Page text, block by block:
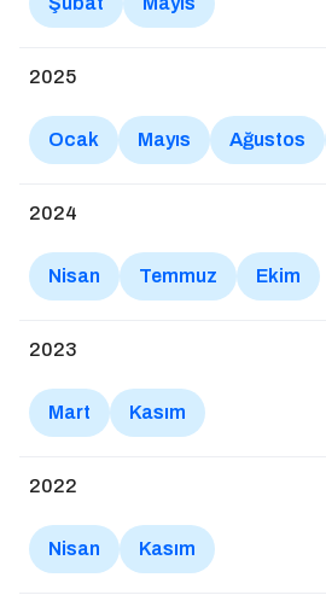
2025
Ocak Mayıs Ağustos
2024
Nisan Temmuz Ekim
2023
Mart Kasım
2022
Nisan Kasım